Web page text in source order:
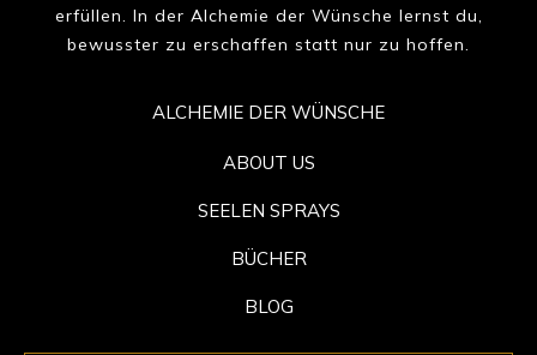
erfüllen. In der Alchemie der Wünsche lernst du,
bewusster zu erschaffen statt nur zu hoffen.
ALCHEMIE DER WÜNSCHE
ABOUT US
SEELEN SPRAYS
BÜCHER
BLOG